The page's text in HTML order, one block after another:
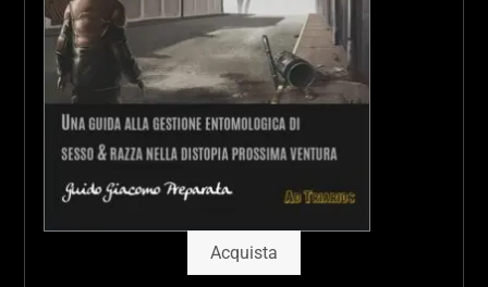
Acquista